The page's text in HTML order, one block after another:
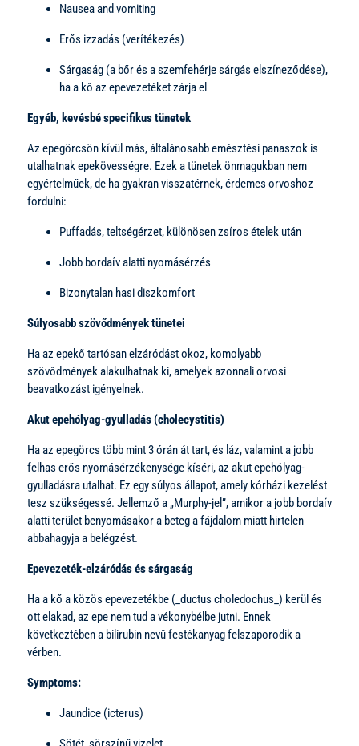
Nausea and vomiting
Erős izzadás (verítékezés)
Sárgaság (a bőr és a szemfehérje sárgás elszíneződése),
ha a kő az epevezetéket zárja el
Egyéb, kevésbé specifikus tünetek
Az epegörcsön kívül más, általánosabb emésztési panaszok is
utalhatnak epekövességre. Ezek a tünetek önmagukban nem
egyértelműek, de ha gyakran visszatérnek, érdemes orvoshoz
fordulni:
Puffadás, teltségérzet, különösen zsíros ételek után
Jobb bordaív alatti nyomásérzés
Bizonytalan hasi diszkomfort
Súlyosabb szövődmények tünetei
Ha az epekő tartósan elzáródást okoz, komolyabb
szövődmények alakulhatnak ki, amelyek azonnali orvosi
beavatkozást igényelnek.
Akut epehólyag-gyulladás (cholecystitis)
Ha az epegörcs több mint 3 órán át tart, és láz, valamint a jobb
felhas erős nyomásérzékenysége kíséri, az akut epehólyag-
gyulladásra utalhat. Ez egy súlyos állapot, amely kórházi kezelést
tesz szükségessé. Jellemző a „Murphy-jel”, amikor a jobb bordaív
alatti terület benyomásakor a beteg a fájdalom miatt hirtelen
abbahagyja a belégzést.
Epevezeték-elzáródás és sárgaság
Ha a kő a közös epevezetékbe (_ductus choledochus_) kerül és
ott elakad, az epe nem tud a vékonybélbe jutni. Ennek
következtében a bilirubin nevű festékanyag felszaporodik a
vérben.
Symptoms:
Jaundice (icterus)